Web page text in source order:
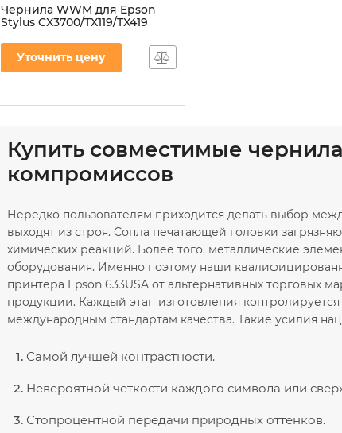
Чернила WWM для Epson
Stylus CX3700/TX119/TX419
200г Black водорастворимые
(E73/B)
Артикул:E73/B
Уточнить цену
Купить совместимые
компромиссов
Нередко пользователям приходится делать выбор
выходят из строя. Сопла печатающей головки
химических реакций. Более того, металлические
оборудования. Именно поэтому наши
принтера Epson 633USA от альтернативных торговых
продукции. Каждый этап изготовления
международным стандартам качества. Такие усилия
Самой лучшей контрастности.
Невероятной четкости каждого символа или
Стопроцентной передачи природных оттенков.